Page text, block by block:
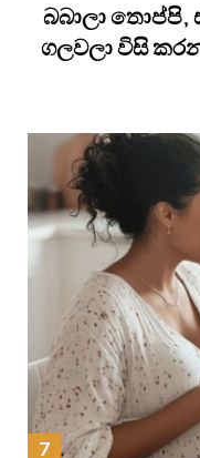
බබාලා තොප්පි,
ගලවලා විසි